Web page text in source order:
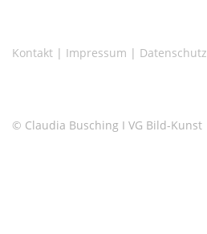
Kontakt | Impressum | Datenschutz
© Claudia Busching I VG Bild-Kunst